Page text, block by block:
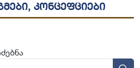
კონცეფციები